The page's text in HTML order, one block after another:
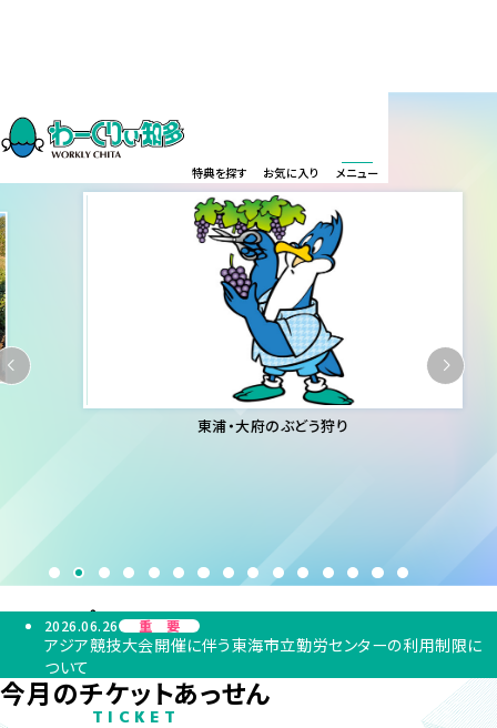
特典を探す お気に入り メニュー
申込締切 8月10日（月）
名古屋アンパンマンこどもミュージアム&パーク 下期あっ
2026.06.26 重要
アジア競技大会開催に伴う東海市立勤労センターの利用制限に
ついて
今月のチケットあっせん
TICKET